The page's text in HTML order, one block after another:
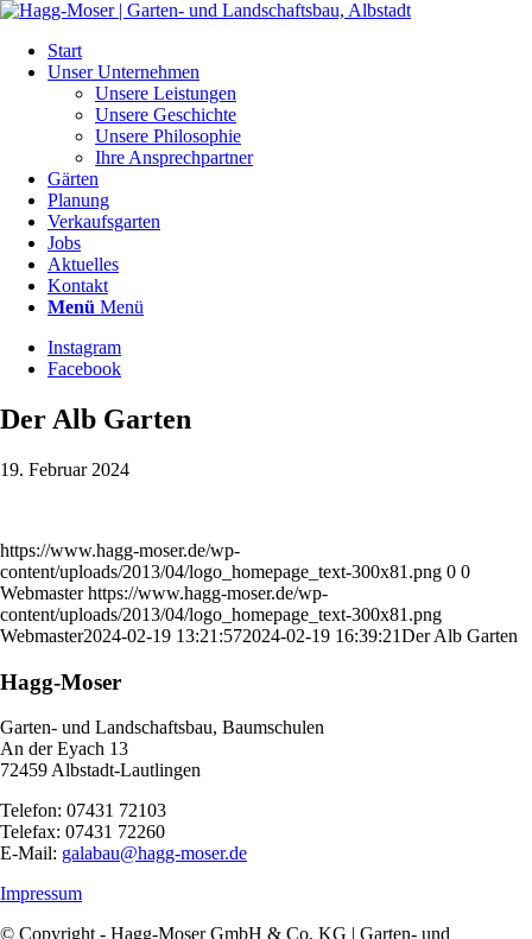
Start
Unser Unternehmen
Unsere Leistungen
Unsere Geschichte
Unsere Philosophie
Ihre Ansprechpartner
Gärten
Planung
Verkaufsgarten
Jobs
Aktuelles
Kontakt
Menü Menü
Instagram
Facebook
Der Alb Garten
19. Februar 2024
https://www.hagg-moser.de/wp-
content/uploads/2013/04/logo_homepage_text-300x81.png 0 0
Webmaster https://www.hagg-moser.de/wp-
content/uploads/2013/04/logo_homepage_text-300x81.png
Webmaster2024-02-19 13:21:572024-02-19 16:39:21Der Alb Garten
Hagg-Moser
Garten- und Landschaftsbau, Baumschulen
An der Eyach 13
72459 Albstadt-Lautlingen
Telefon: 07431 72103
Telefax: 07431 72260
E-Mail: galabau@hagg-moser.de
Impressum
© Copyright - Hagg-Moser GmbH & Co. KG | Garten- und